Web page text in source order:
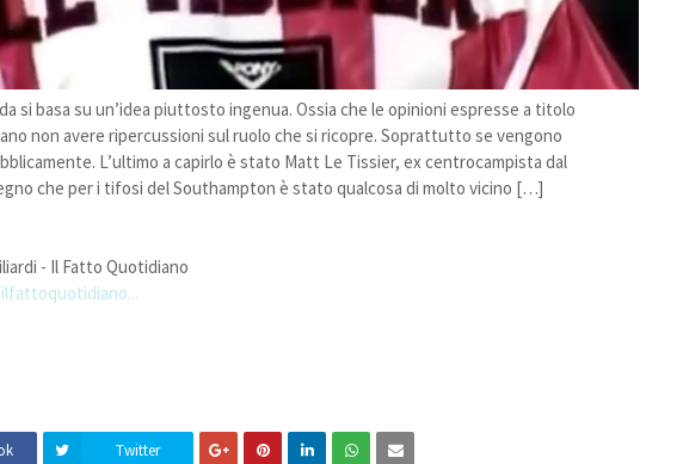
si basa su un’idea piuttosto ingenua. Ossia che le opinioni espresse a titolo
non avere ripercussioni sul ruolo che si ricopre. Soprattutto se vengono
L’ultimo a capirlo è stato Matt Le Tissier, ex centrocampista dal
che per i tifosi del Southampton è stato qualcosa di molto vicino […]
- Il Fatto Quotidiano
Twitter